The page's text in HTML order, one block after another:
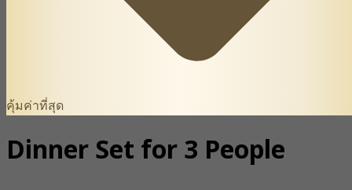
คุ้มค่าที่สุด
Dinner Set for 3 People